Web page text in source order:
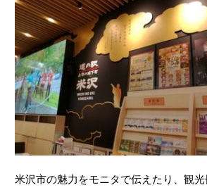
米沢市の魅力をモニタで伝えたり、観